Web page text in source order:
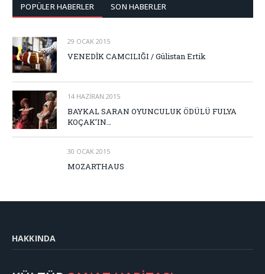
POPÜLER HABERLER SON HABERLER
29 OCAK 2015
VENEDİK CAMCILIĞI / Gülistan Ertik
14 HAZIRAN 2015
BAYKAL SARAN OYUNCULUK ÖDÜLÜ FULYA
KOÇAK’IN…
30 OCAK 2015
MOZARTHAUS
HAKKINDA